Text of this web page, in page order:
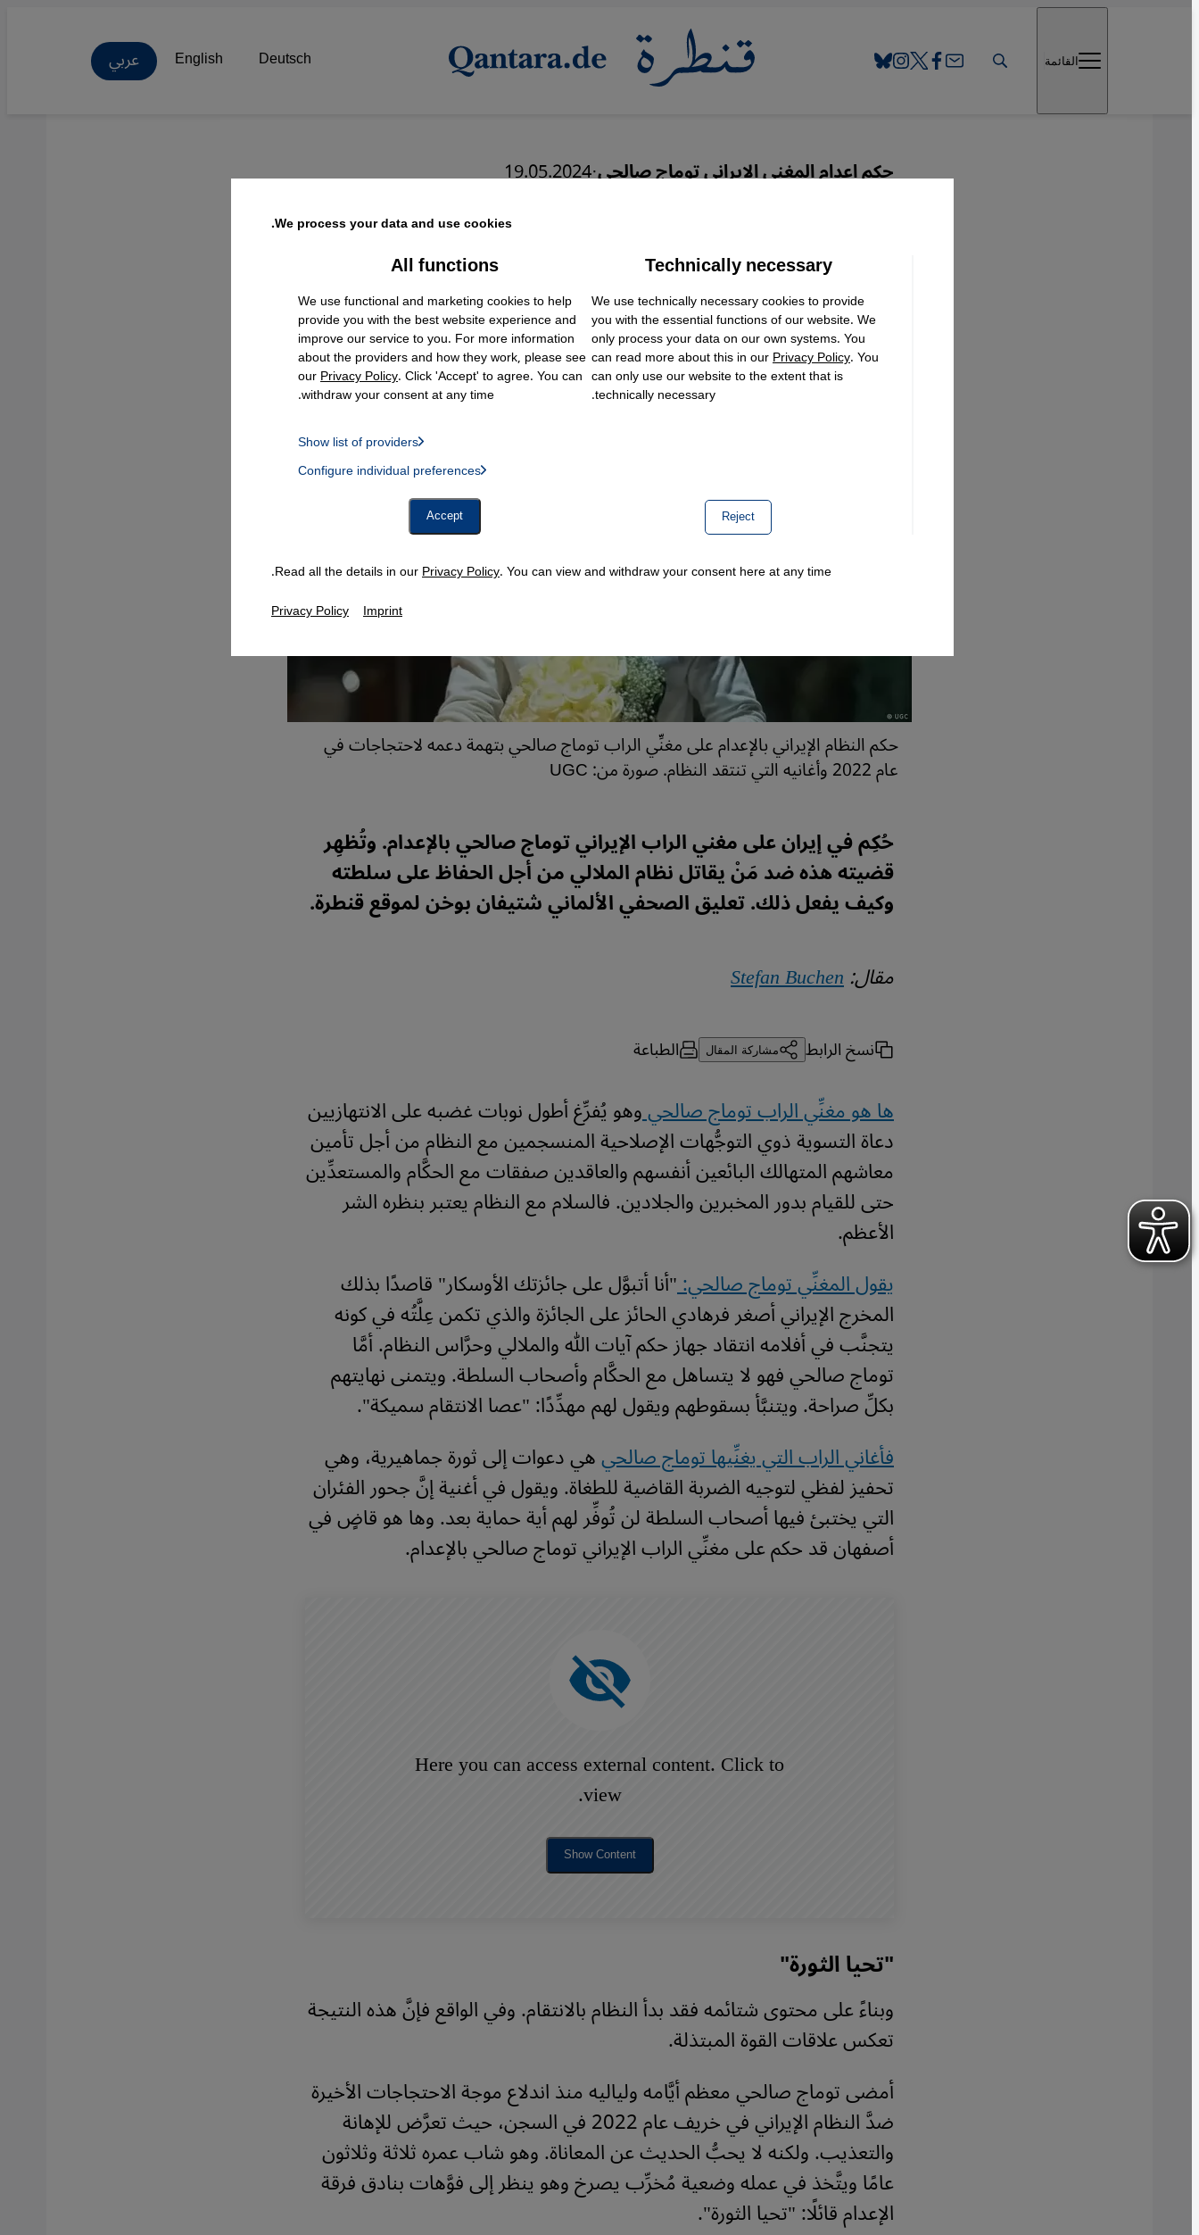
Direkt zum Inhalt springen
Deutsch
English عربي القائمة
حكم إعدام المغني الإيراني توماج صالحي·
19.05.2024
أزمة شرعية النظام الإيراني
Deutsch
English عربي
حكم النظام الإيراني بالإعدام على مغنِّي الراب توماج صالحي بتهمة دعمه لاحتجاجات في
عام 2022 وأغانيه التي تنتقد النظام. صورة من: UGC
حُكِم في إيران على مغني الراب الإيراني توماج صالحي بالإعدام. وتُظهِر
قضيته هذه ضد مَنْ يقاتل نظام الملالي من أجل الحفاظ على سلطته
وكيف يفعل ذلك. تعليق الصحفي الألماني شتيفان بوخن لموقع قنطرة.
مقال:Stefan Buchen
نسخ الرابط مشاركة المقال الطباعة
ها هو مغنِّي الراب توماج صالحيوهو يُفرِّغ أطول نوبات غضبه على الانتهازيين
دعاة التسوية ذوي التوجُّهات الإصلاحية المنسجمين مع النظام من أجل تأمين
معاشهم المتهالك البائعين أنفسهم والعاقدين صفقات مع الحكَّام والمستعدِّين
حتى للقيام بدور المخبرين والجلادين. فالسلام مع النظام يعتبر بنظره الشر
الأعظم.
يقول المغنِّي توماج صالحي:"أنا أتبوَّل على جائزتك الأوسكار" قاصدًا بذلك
المخرج الإيراني أصغر فرهادي الحائز على الجائزة والذي تكمن عِلَّتُه في كونه
يتجنَّب في أفلامه انتقاد جهاز حكم آيات الله والملالي وحرَّاس النظام. أمَّا
توماج صالحي فهو لا يتساهل مع الحكَّام وأصحاب السلطة. ويتمنى نهايتهم
بكلِّ صراحة. ويتنبَّأ بسقوطهم ويقول لهم مهدِّدًا: "عصا الانتقام سميكة".
فأغاني الراب التي يغنِّيها توماج صالحيهي دعوات إلى ثورة جماهيرية، وهي
تحفيز لفظي لتوجيه الضربة القاضية للطغاة. ويقول في أغنية إنَّ جحور الفئران
التي يختبئ فيها أصحاب السلطة لن تُوفِّر لهم أية حماية بعد. وها هو قاضٍ في
أصفهان قد حكم على مغنِّي الراب الإيراني توماج صالحي بالإعدام.
Here you can access external content. Click to
view.
Show Content
"تحيا الثورة"
وبناءً على محتوى شتائمه فقد بدأ النظام بالانتقام. وفي الواقع فإنَّ هذه النتيجة
تعكس علاقات القوة المبتذلة.
أمضى توماج صالحي معظم أيَّامه ولياليه منذ اندلاع موجة الاحتجاجات الأخيرة
ضدَّ النظام الإيراني في خريف عام 2022 في السجن، حيث تعرَّض للإهانة
والتعذيب. ولكنه لا يحبُّ الحديث عن المعاناة. وهو شاب عمره ثلاثة وثلاثون
عامًا ويتَّخذ في عمله وضعية مُخرِّب يصرخ وهو ينظر إلى فوَّهات بنادق فرقة
الإعدام قائلًا: "تحيا الثورة".
We process your data and use cookies.
Technically necessary
We use technically necessary cookies to provide
you with the essential functions of our website. We
only process your data on our own systems. You
can read more about this in ourPrivacy Policy. You
can only use our website to the extent that is
technically necessary.
Reject
All functions
We use functional and marketing cookies to help
provide you with the best website experience and
improve our service to you. For more information
about the providers and how they work, please see
ourPrivacy Policy. Click 'Accept' to agree. You can
withdraw your consent at any time.
Show list of providers
Google Maps Embed, Google Tag Manager, Instagram Embed, Twitter Embed, Youtube Embed
Facebook Embed / Facebook Connect
Twitter Embed
Instagram Embed
Youtube Embed
Google Maps Embed
Configure individual preferences
Accept
Read all the details in ourPrivacy Policy. You can view and withdraw your consent here at any time.
Privacy Policy Imprint